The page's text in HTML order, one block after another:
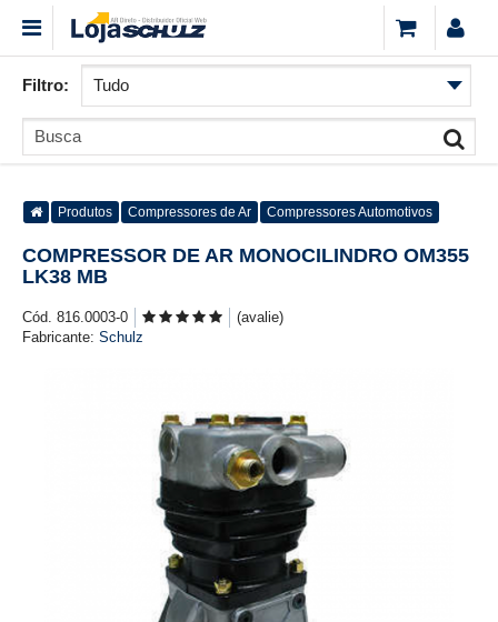
Filtro:
Produtos Compressores de Ar Compressores Automotivos
COMPRESSOR DE AR MONOCILINDRO OM355
LK38 MB
Cód. 816.0003-0
(avalie)
Fabricante: Schulz